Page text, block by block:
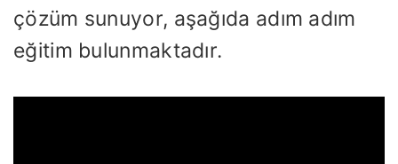
çözüm sunuyor, aşağıda adım adım
eğitim bulunmaktadır.